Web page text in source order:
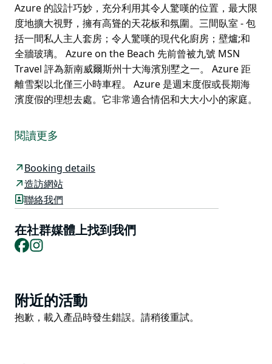
Azure 的設計巧妙，充分利用其令人驚嘆的位置，最大限
度地擴大視野，擁有高聳的天花板和氛圍。三間臥室 - 包
括一間私人主人套房；令人驚嘆的現代化廚房；壁爐;和
全牆玻璃。 Azure on the Beach 先前曾被九號 MSN
Travel 評為新南威爾斯州十大海濱別墅之一。 Azure 距
離雪梨以北僅三小時車程。 Azure 是週末度假或長期海
濱度假的理想去處。它非常適合情侶和大大小小的家庭。
濱環境之一，是少數享有 Boomerang 海灘絕對正面和
私人沙灘通道的住宅之一。
Azure 擁有獨特的弧形建築風格，既適合迷人的海岸環
境，也適合美妙的家庭度假。
Azure 的設計巧妙，充分利用其令人驚嘆的位置，最大限
括一間私人主人套房；令人驚嘆的現代化廚房；壁爐;和
全牆玻璃。
三小時車程。
Azure 是週末度假或長期海濱度假的理想去處。它非常適
閱讀更多
Booking details
造訪網站
聯絡我們
在社群媒體上找到我們
Facebook
Product
List
附近的活動
Product
抱歉，載入產品時發生錯誤。請稍後重試。